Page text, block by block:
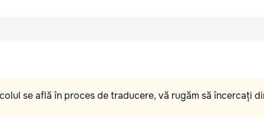
se află în proces de traducere, vă rugăm să încercați